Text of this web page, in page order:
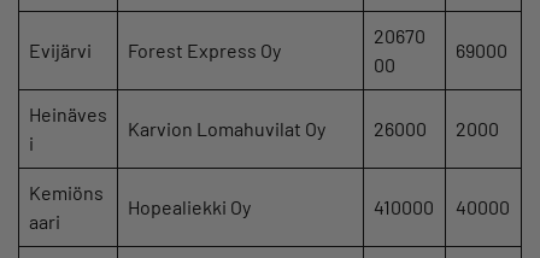
Evijärvi Forest Express Oy
20670
00
69000
Heinäves
i
Karvion Lomahuvilat Oy 26000 2000
Kemiöns
aari
Hopealiekki Oy 410000 40000